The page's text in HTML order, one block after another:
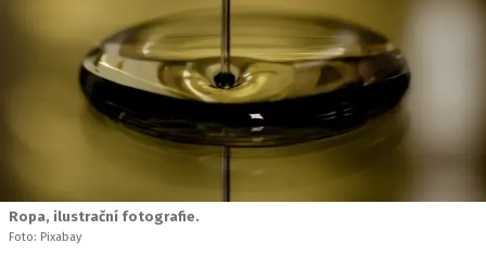
Ropa, ilustrační fotografie.
Foto: Pixabay